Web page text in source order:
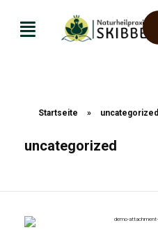
Startseite » uncategorized
uncategorized